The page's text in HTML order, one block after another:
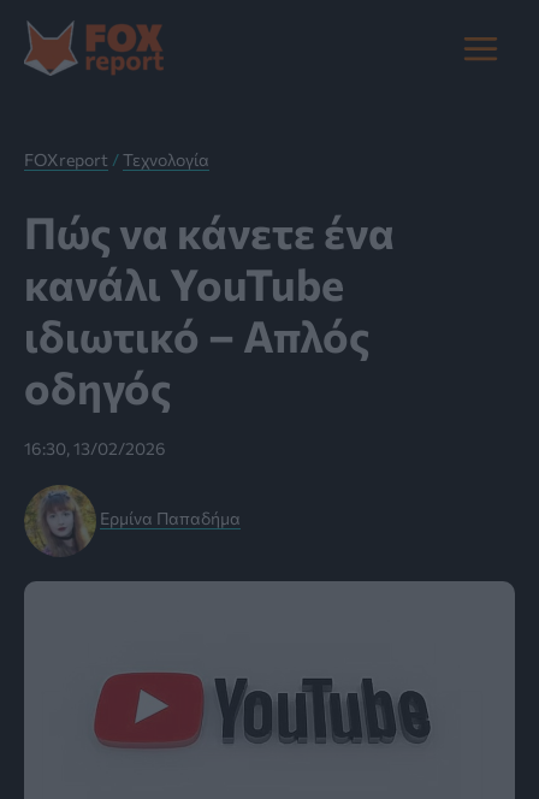
στο
περιεχόμενο
Main
FOXreport /Τεχνολογία
Πώς να κάνετε ένα
κανάλι YouTube
ιδιωτικό – Απλός
οδηγός
16:30, 13/02/2026
Ερμίνα Παπαδήμα